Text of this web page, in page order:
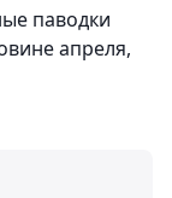
паводки
апреля,